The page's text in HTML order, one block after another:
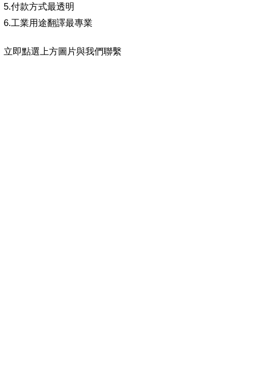
5.付款方式最透明
6.工業用途翻譯最專業
立即點選上方圖片與我們聯繫